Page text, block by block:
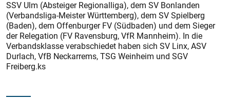
SSV Ulm (Absteiger Regionalliga), dem SV Bonlanden
(Verbandsliga-Meister Württemberg), dem SV Spielberg
(Baden), dem Offenburger FV (Südbaden) und dem Sieger
der Relegation (FV Ravensburg, VfR Mannheim). In die
Verbandsklasse verabschiedet haben sich SV Linx, ASV
Durlach, VfB Neckarrems, TSG Weinheim und SGV
Freiberg.ks